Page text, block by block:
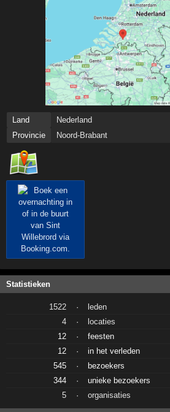
Land
Nederland
Provincie
Noord-Brabant
Statistieken
1522 ·
leden
4
·
locaties
12
·
feesten
12
·
in het verleden
545
·
bezoekers
344
·
unieke bezoekers
5
· organisaties